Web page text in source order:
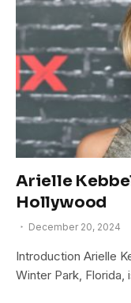
Arielle
Hollywood
December 20, 2024
Introduction Arielle
Winter Park, Florida,